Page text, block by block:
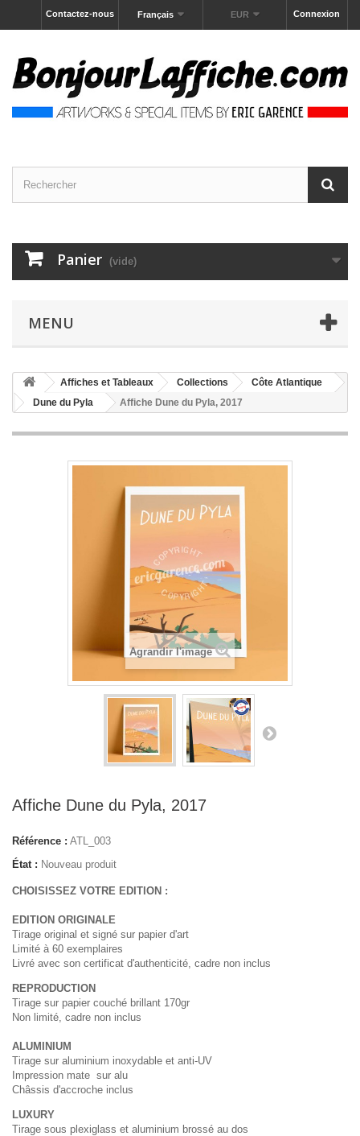
Connexion
EUR
Français
Contactez-nous
Panier (vide)
MENU
Affiches et Tableaux Collections
Côte Atlantique
Dune du Pyla
Affiche Dune du Pyla, 2017
Agrandir l'image
Affiche Dune du Pyla, 2017
Référence : ATL_003
État : Nouveau produit
CHOISISSEZ VOTRE EDITION :
EDITION ORIGINALE
Tirage original et signé sur papier d'art
Limité à 60 exemplaires
Livré avec son certificat d'authenticité, cadre non inclus
REPRODUCTION
Tirage sur papier couché brillant 170gr
Non limité, cadre non inclus
ALUMINIUM
Tirage sur aluminium inoxydable et anti-UV
Impression mate sur alu
Châssis d'accroche inclus
LUXURY
Tirage sous plexiglass et aluminium brossé au dos